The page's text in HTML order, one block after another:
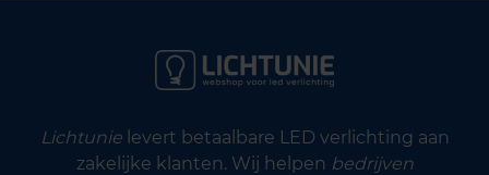
Lichtunielevert betaalbare LED verlichting aan
zakelijke klanten. Wij helpen bedrijven